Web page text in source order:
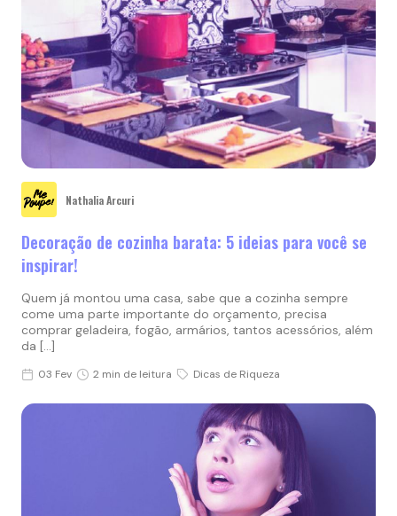
Nathalia Arcuri
Decoração de cozinha barata: 5 ideias para você se
inspirar!
Quem já montou uma casa, sabe que a cozinha sempre
come uma parte importante do orçamento, precisa
comprar geladeira, fogão, armários, tantos acessórios, além
da […]
03 Fev 2 min de leitura Dicas de Riqueza